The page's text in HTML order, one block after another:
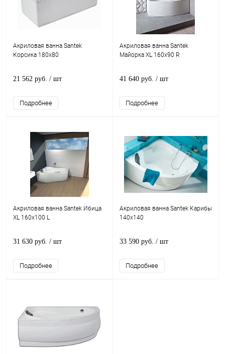
Акриловая ванна Santek
Корсика 180x80
21 562 руб. / шт
Подробнее
Акриловая ванна Santek
Майорка XL 160x90 R
41 640 руб. / шт
Подробнее
Акриловая ванна Santek Ибица
XL 160x100 L
31 630 руб. / шт
Подробнее
Акриловая ванна Santek Карибы
140x140
33 590 руб. / шт
Подробнее